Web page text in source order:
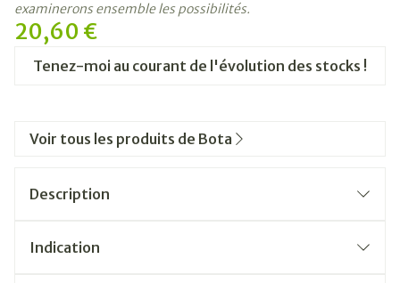
20,60 €
Tenez-moi au courant de l'évolution des stocks !
examinerons ensemble les possibilités.
Voir tous les produits de Bota
Description
Indication